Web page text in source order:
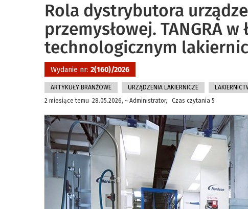
Rola dystrybutora
przemysłowej. TANGRA w
technologicznym
Wydanie nr: 2(160)/2026
ARTYKUŁY BRANŻOWE URZĄDZENIA LAKIERNICZE
2 miesiące temu 28.05.2026, ~ Administrator, Czas czytania 5